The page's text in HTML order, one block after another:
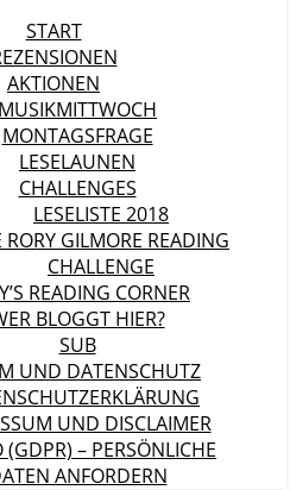
START
AKTIONEN
MUSIKMITTWOCH
MONTAGSFRAGE
LESELAUNEN
CHALLENGES
LESELISTE 2018
RORY GILMORE READING
CHALLENGE
READING CORNER
BLOGGT HIER?
SUB
UND DATENSCHUTZ
UND DISCLAIMER
(GDPR) – PERSÖNLICHE
ANFORDERN